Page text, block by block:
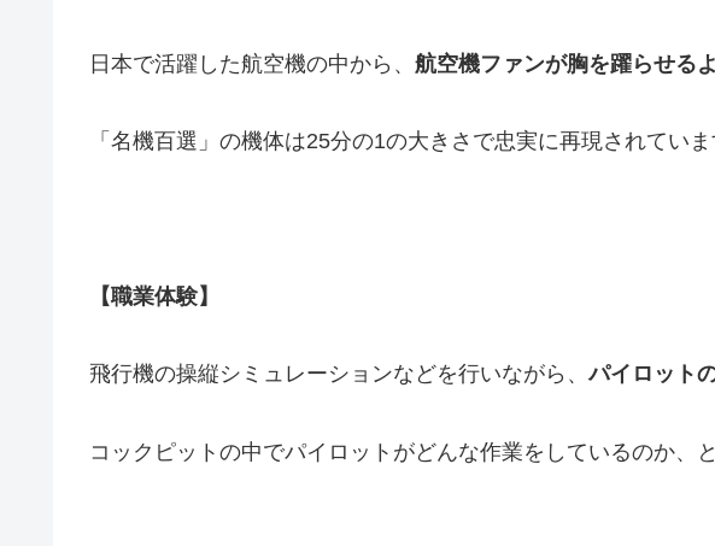
日本で活躍した航空機の中から、 航空機ファンが胸を躍らせる
「名機百選」の機体は25分の1の大きさ で忠実に再現されていま
【職業体験】
飛行機の操縦シミュレーションなどを行いながら、パイロット
コックピットの中でパイロットがどんな作業をしているのか、